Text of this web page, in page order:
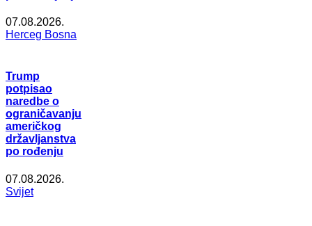
07.08.2026.
Herceg Bosna
Trump
potpisao
naredbe o
ograničavanju
američkog
državljanstva
po rođenju
07.08.2026.
Svijet